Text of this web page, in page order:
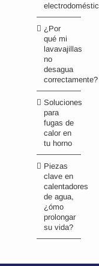
¿Por
qué mi
lavavajillas
no
desagua
correctamente?
Soluciones
para
fugas de
calor en
tu horno
Piezas
clave en
calentadores
de agua,
¿ómo
prolongar
su vida?